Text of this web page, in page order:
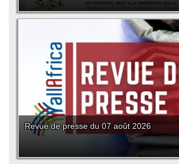
Revue de presse du 07 août 2026